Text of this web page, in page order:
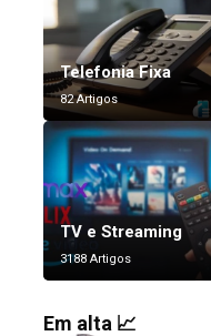
Telefonia Fixa
82 Artigos
TV e Streaming
3188 Artigos
Em alta 📈